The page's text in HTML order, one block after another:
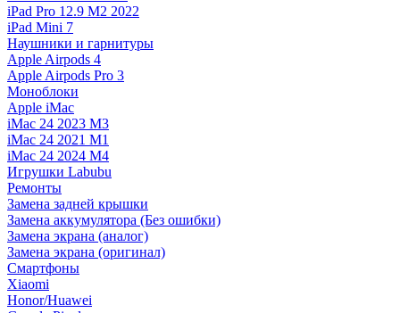
iPad Pro 12.9 M2 2022
iPad Mini 7
Наушники и гарнитуры
Apple Airpods 4
Apple Airpods Pro 3
Моноблоки
Apple iMac
iMac 24 2023 M3
iMac 24 2021 M1
iMac 24 2024 M4
Игрушки Labubu
Ремонты
Замена задней крышки
Замена аккумулятора (Без ошибки)
Замена экрана (аналог)
Замена экрана (оригинал)
Смартфоны
Xiaomi
Honor/Huawei